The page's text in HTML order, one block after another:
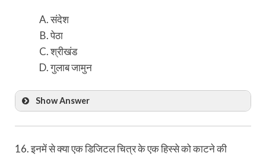
संदेश
पेठा
श्रीखंड
गुलाब जामुन
Show Answer
16. इनमें से क्या एक डिजिटल चित्र के एक हिस्से को काटने की